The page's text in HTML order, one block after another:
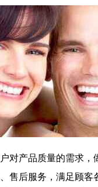
对产品质量的需求
售后服务，满足顾